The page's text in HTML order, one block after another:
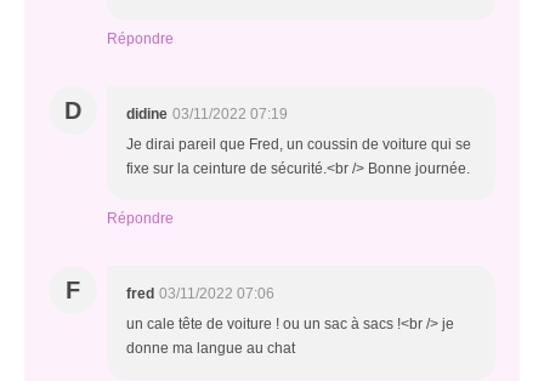
Répondre
D didine 03/11/2022 07:19
Je dirai pareil que Fred, un coussin de voiture qui se
fixe sur la ceinture de sécurité.<br /> Bonne journée.
Répondre
F fred 03/11/2022 07:06
un cale tête de voiture ! ou un sac à sacs !<br /> je
donne ma langue au chat